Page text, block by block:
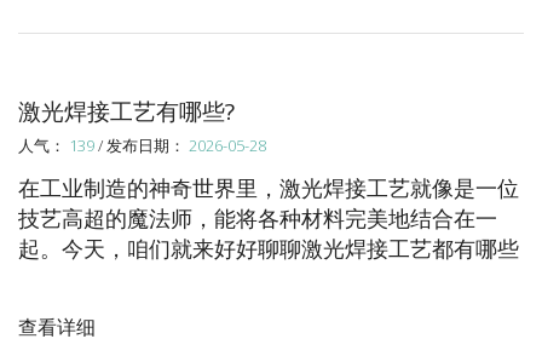
激光焊接工艺有哪些?
人气： 139/ 发布日期： 2026-05-28
在工业制造的神奇世界里，激光焊接工艺就像是一位
技艺高超的魔法师，能将各种材料完美地结合在一
起。今天，咱们就来好好聊聊激光焊接工艺都有哪些
查看详细